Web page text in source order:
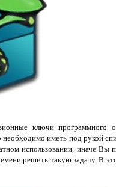
ключи программного
иметь под рукой
использовании, иначе Вы
решить такую задачу. В